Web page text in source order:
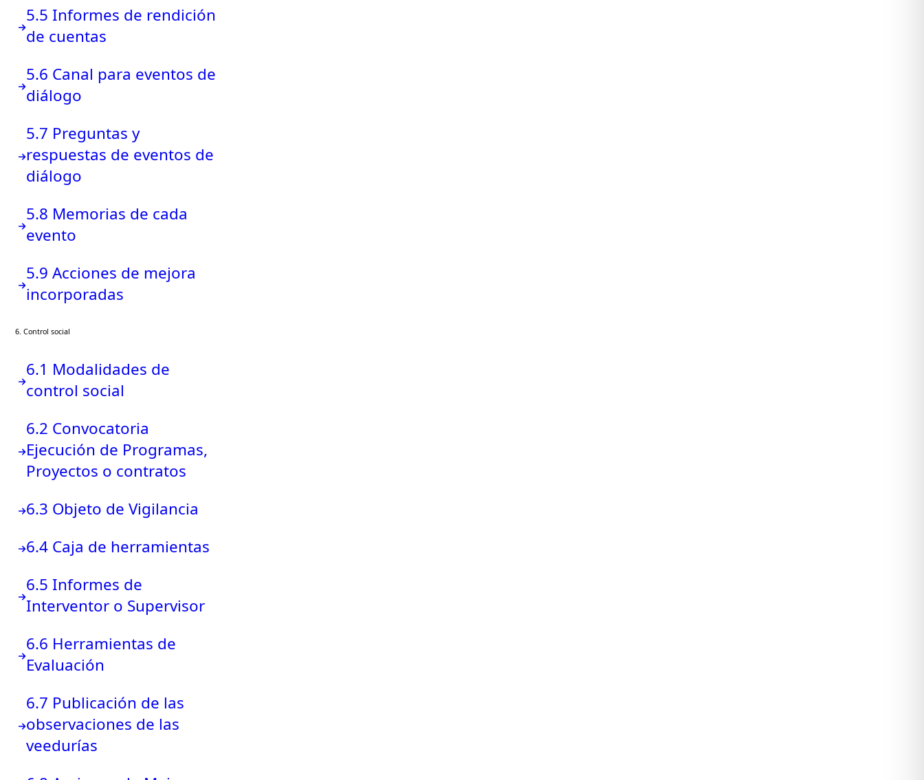
5.5 Informes de rendición
de cuentas
5.6 Canal para eventos de
diálogo
5.7 Preguntas y
respuestas de eventos de
diálogo
5.8 Memorias de cada
evento
5.9 Acciones de mejora
incorporadas
6. Control social
6.1 Modalidades de
control social
6.2 Convocatoria
Ejecución de Programas,
Proyectos o contratos
6.3 Objeto de Vigilancia
6.4 Caja de herramientas
6.5 Informes de
Interventor o Supervisor
6.6 Herramientas de
Evaluación
6.7 Publicación de las
observaciones de las
veedurías